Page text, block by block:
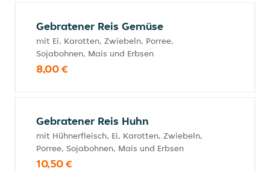
Gebratener Reis Gemüse
mit Ei, Karotten, Zwiebeln, Porree,
Sojabohnen, Mais und Erbsen
8,00 €
Gebratener Reis Huhn
mit Hühnerfleisch, Ei, Karotten, Zwiebeln,
Porree, Sojabohnen, Mais und Erbsen
10,50 €